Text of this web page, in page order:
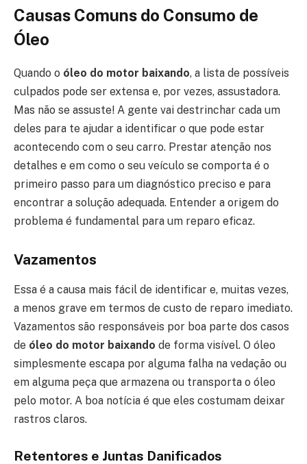
Causas Comuns do Consumo de
Óleo
Quando o óleo do motor baixando, a lista de possíveis
culpados pode ser extensa e, por vezes, assustadora.
Mas não se assuste! A gente vai destrinchar cada um
deles para te ajudar a identificar o que pode estar
acontecendo com o seu carro. Prestar atenção nos
detalhes e em como o seu veículo se comporta é o
primeiro passo para um diagnóstico preciso e para
encontrar a solução adequada. Entender a origem do
problema é fundamental para um reparo eficaz.
Vazamentos
Essa é a causa mais fácil de identificar e, muitas vezes,
a menos grave em termos de custo de reparo imediato.
Vazamentos são responsáveis por boa parte dos casos
de óleo do motor baixando de forma visível. O óleo
simplesmente escapa por alguma falha na vedação ou
em alguma peça que armazena ou transporta o óleo
pelo motor. A boa notícia é que eles costumam deixar
rastros claros.
Retentores e Juntas Danificados